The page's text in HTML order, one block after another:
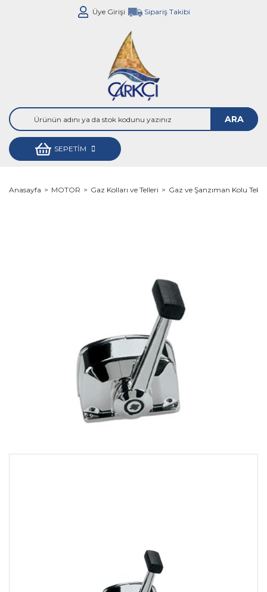
Üye Girişi Sipariş Takibi
ARA
SEPETİM
Anasayfa MOTOR Gaz Kolları ve Telleri Gaz ve Şanzıman Kolu